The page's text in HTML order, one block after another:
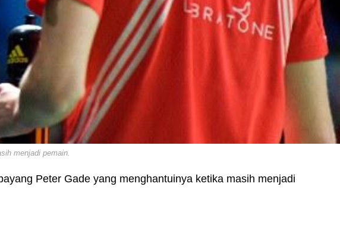
menjadi pemain.
Peter Gade yang menghantuinya ketika masih menjadi